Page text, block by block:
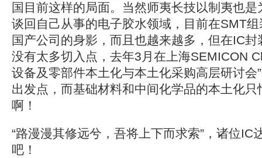
国目前这样的局面。当然师夷长技以制夷也是
谈回自己从事的电子胶水领域，目前在SMT
国产公司的身影，而且也越来越多，但在IC
没有太多切入点，去年3月在上海SEMICON
设备及零部件本土化与本土化采购高层研讨会
出发点，而基础材料和中间化学品的本土化
啊！
“路漫漫其修远兮，吾将上下而求索”，诸位IC
吧！